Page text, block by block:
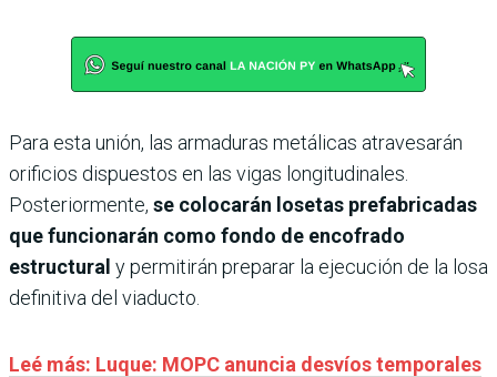
Para esta unión, las armaduras metálicas atravesarán
orificios dispuestos en las vigas longitudinales.
Posteriormente, se colocarán losetas prefabricadas
que funcionarán como fondo de encofrado
estructural y permitirán preparar la ejecución de la losa
definitiva del viaducto.
Leé más: Luque: MOPC anuncia desvíos temporales